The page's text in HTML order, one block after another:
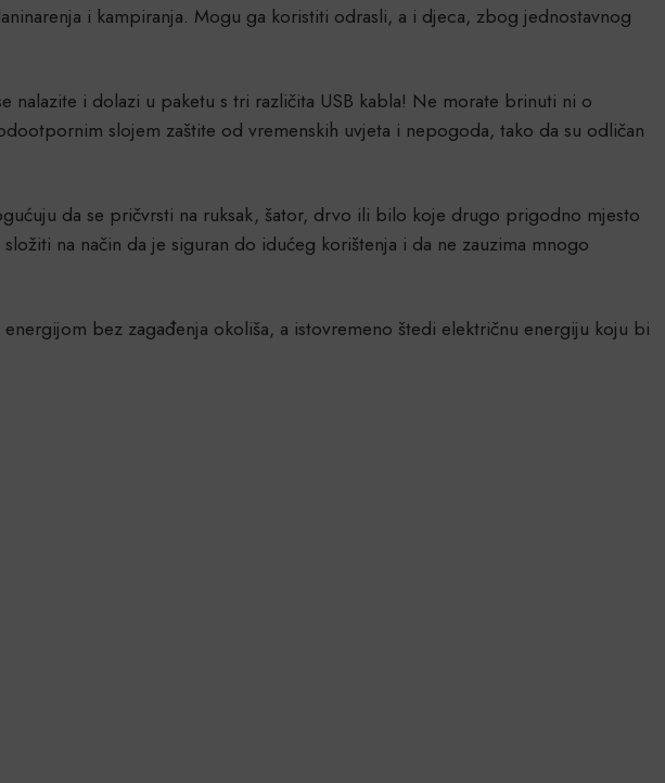
i kampiranja. Mogu ga koristiti odrasli, a i djeca, zbog jednostavnog
i dolazi u paketu s tri različita USB kabla! Ne morate brinuti ni o
slojem zaštite od vremenskih uvjeta i nepogoda, tako da su odličan
da se pričvrsti na ruksak, šator, drvo ili bilo koje drugo prigodno mjesto
na način da je siguran do idućeg korištenja i da ne zauzima mnogo
bez zagađenja okoliša, a istovremeno štedi električnu energiju koju bi